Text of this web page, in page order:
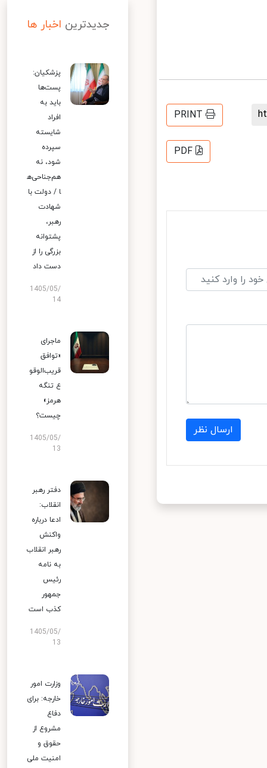
PRINT
PDF
ارسال نظر
جدیدترین اخبار ها
پزشکیان:
پست‌ها
باید به
افراد
شایسته
سپرده
شود، نه
هم‌جناحی‌ه
ا / دولت با
شهادت
رهبر،
پشتوانه
بزرگی را از
دست داد
1405/05/
14
ماجرای
«توافق
قریب‌الوقو
ع تنگه
هرمز»
چیست؟
1405/05/
13
دفتر رهبر
انقلاب:
ادعا درباره
واکنش
رهبر انقلاب
به نامه
رئیس
جمهور
کذب است
1405/05/
13
وزارت امور
خارجه: برای
دفاع
مشروع از
حقوق و
امنیت ملی